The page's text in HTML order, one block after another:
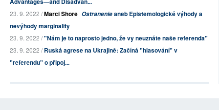
23. 9. 2022 /Marci Shore Ostranenieaneb Epistemologické výhody a
nevýhody marginality
23. 9. 2022 /"Nám je to naprosto jedno, že vy neuznáte naše referenda"
23. 9. 2022 /Ruská agrese na Ukrajině: Začíná "hlasování" v
"referendu" o připoj...